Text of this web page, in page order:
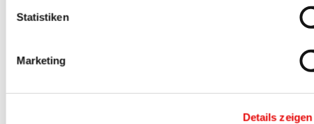
Statistiken
Marketing
Details zeigen
Contre-écrous CEM avec bords vifs en laiton